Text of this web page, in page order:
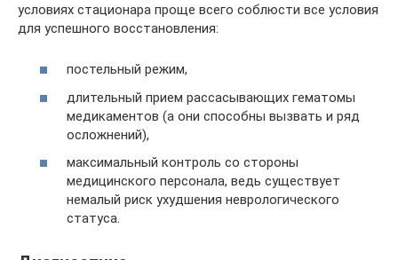
условиях стационара проще всего соблюсти все условия
для успешного восстановления:
постельный режим,
длительный прием рассасывающих гематомы
медикаментов (а они способны вызвать и ряд
осложнений),
максимальный контроль со стороны
медицинского персонала, ведь существует
немалый риск ухудшения неврологического
статуса.